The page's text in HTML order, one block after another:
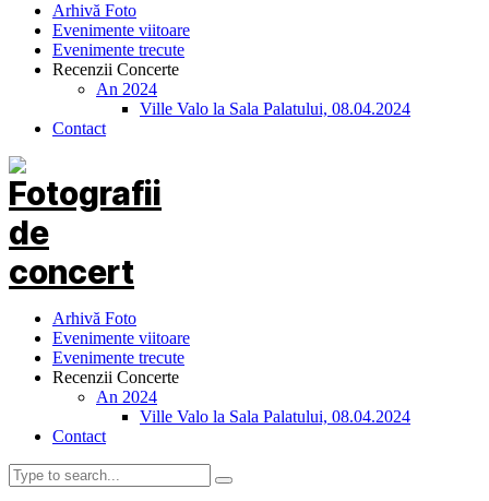
Arhivă Foto
Evenimente viitoare
Evenimente trecute
Recenzii Concerte
An 2024
Ville Valo la Sala Palatului, 08.04.2024
Contact
Arhivă Foto
Evenimente viitoare
Evenimente trecute
Recenzii Concerte
An 2024
Ville Valo la Sala Palatului, 08.04.2024
Contact